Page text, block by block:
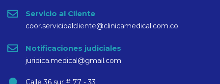
Servicio al Cliente
coor.servicioalcliente@clinicamedical.com.co
Notificaciones judiciales
juridica.medical@gmail.com
Calle 36 sur # 77 - 33